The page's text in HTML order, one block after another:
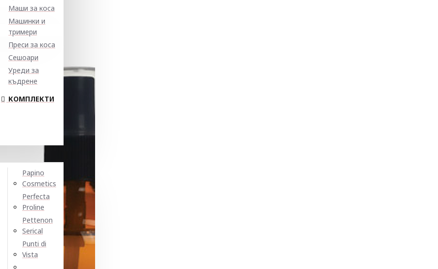
Маши за коса
Машинки и
тримери
Преси за коса
Сешоари
Уреди за
къдрене
КОМПЛЕКТИ
Papino
Cosmetics
Perfecta
Proline
Pettenon
Serical
Punti di
Vista